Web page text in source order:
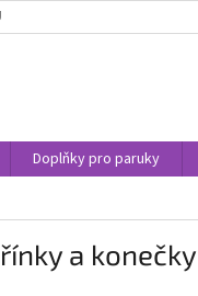
Doplňky pro paruky
a konečky